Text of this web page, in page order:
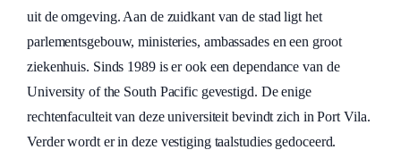
uit de omgeving. Aan de zuidkant van de stad ligt het
parlementsgebouw, ministeries, ambassades en een groot
ziekenhuis. Sinds 1989 is er ook een dependance van de
University of the South Pacific gevestigd. De enige
rechtenfaculteit van deze universiteit bevindt zich in Port Vila.
Verder wordt er in deze vestiging taalstudies gedoceerd.